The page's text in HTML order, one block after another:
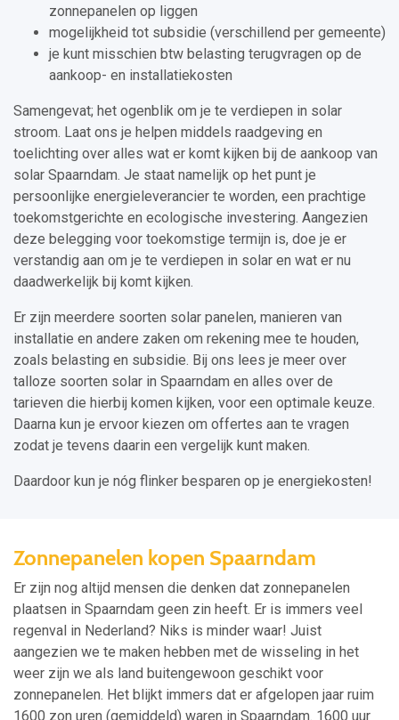
zonnepanelen op liggen
mogelijkheid tot subsidie (verschillend per gemeente)
je kunt misschien btw belasting terugvragen op de
aankoop- en installatiekosten
Samengevat; het ogenblik om je te verdiepen in solar
stroom. Laat ons je helpen middels raadgeving en
toelichting over alles wat er komt kijken bij de aankoop van
solar Spaarndam. Je staat namelijk op het punt je
persoonlijke energieleverancier te worden, een prachtige
toekomstgerichte en ecologische investering. Aangezien
deze belegging voor toekomstige termijn is, doe je er
verstandig aan om je te verdiepen in solar en wat er nu
daadwerkelijk bij komt kijken.
Er zijn meerdere soorten solar panelen, manieren van
installatie en andere zaken om rekening mee te houden,
zoals belasting en subsidie. Bij ons lees je meer over
talloze soorten solar in Spaarndam en alles over de
tarieven die hierbij komen kijken, voor een optimale keuze.
Daarna kun je ervoor kiezen om offertes aan te vragen
zodat je tevens daarin een vergelijk kunt maken.
Daardoor kun je nóg flinker besparen op je energiekosten!
Zonnepanelen kopen Spaarndam
Er zijn nog altijd mensen die denken dat zonnepanelen
plaatsen in Spaarndam geen zin heeft. Er is immers veel
regenval in Nederland? Niks is minder waar! Juist
aangezien we te maken hebben met de wisseling in het
weer zijn we als land buitengewoon geschikt voor
zonnepanelen. Het blijkt immers dat er afgelopen jaar ruim
1600 zon uren (gemiddeld) waren in Spaarndam. 1600 uur